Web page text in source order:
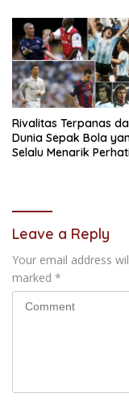
Rivalitas Terpanas
Dunia Sepak Bola
Selalu Menarik
Leave a Reply
Your email address
marked *